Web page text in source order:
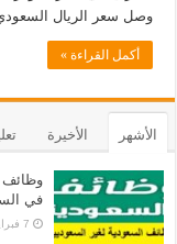
وصل سعر الريال
أكمل القراءة »
الأشهر الأخيرة
في
7 فبراير، 2022